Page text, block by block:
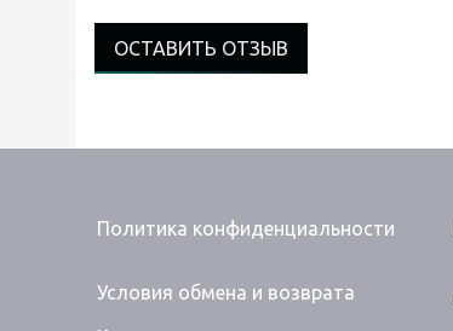
ОСТАВИТЬ ОТЗЫВ
Политика конфиденциальности
Условия обмена и возврата